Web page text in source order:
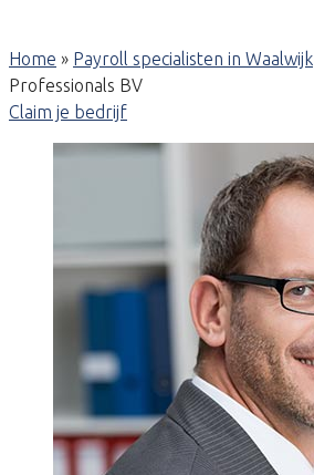
Home » Payroll specialisten in Waalwijk
Professionals BV
Claim je bedrijf